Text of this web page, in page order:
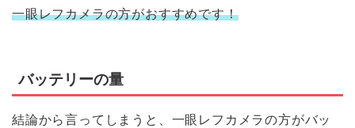
一眼レフカメラの方がおすすめです！
バッテリーの量
結論から言ってしまうと、一眼レフカメラの方がバッ